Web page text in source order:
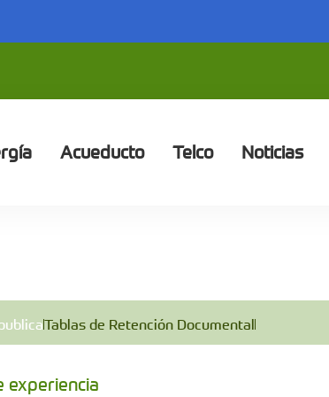
Acueducto Telco Noticias
Tablas de Retención Documental
experiencia